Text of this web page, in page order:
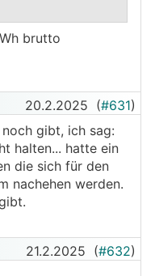
USt.
Ende März ja
hier, also etwas
brutto
20.2.2025 (#631)
gibt, ich sag:
halten... hatte ein
die sich für den
nachehen werden.
21.2.2025 (#632)